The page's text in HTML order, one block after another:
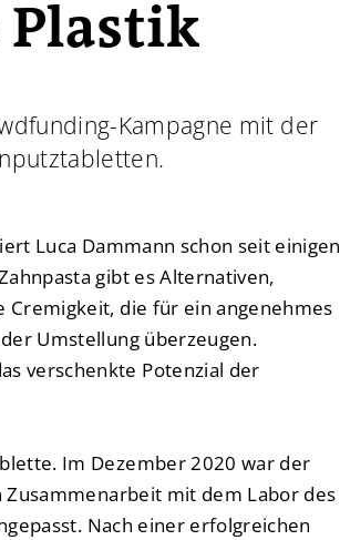
Kampagne mit der
Luca Dammann schon seit einigen
gibt es Alternativen,
die für ein angenehmes
Umstellung überzeugen.
verschenkte Potenzial der
Im Dezember 2020 war der
mit dem Labor des
Nach einer erfolgreichen